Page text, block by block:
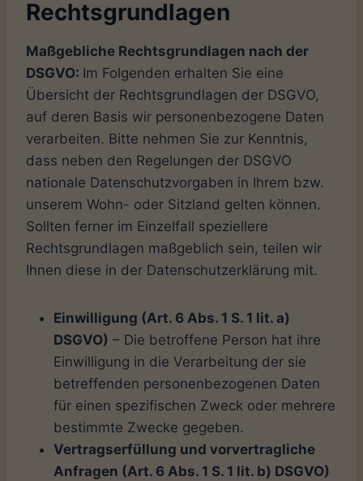
Rechtsgrundlagen
Maßgebliche Rechtsgrundlagen nach der
DSGVO: Im Folgenden erhalten Sie eine
Übersicht der Rechtsgrundlagen der DSGVO,
auf deren Basis wir personenbezogene Daten
verarbeiten. Bitte nehmen Sie zur Kenntnis,
dass neben den Regelungen der DSGVO
nationale Datenschutzvorgaben in Ihrem bzw.
unserem Wohn- oder Sitzland gelten können.
Sollten ferner im Einzelfall speziellere
Rechtsgrundlagen maßgeblich sein, teilen wir
Ihnen diese in der Datenschutzerklärung mit.
Einwilligung (Art. 6 Abs. 1 S. 1 lit. a)
DSGVO) – Die betroffene Person hat ihre
Einwilligung in die Verarbeitung der sie
betreffenden personenbezogenen Daten
für einen spezifischen Zweck oder mehrere
bestimmte Zwecke gegeben.
Vertragserfüllung und vorvertragliche
Anfragen (Art. 6 Abs. 1 S. 1 lit. b) DSGVO)